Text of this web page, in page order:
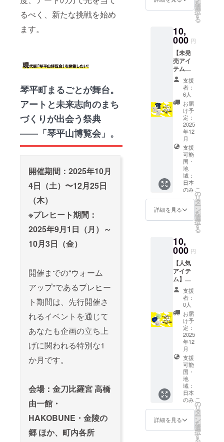
るべく、新たな挑戦を始め
ます。
琴平町まるごとが舞台。
アートと未来志向のまち
づくりが出会う祭典
――「琴平山博覧会」。
開催期間：2025年10月
4日（土）〜12月25日
（木）
※プレヒート期間：
2025年9月1日（月）～
10月3日（金）
開催までの“ウォーム
アップ”であるプレヒー
ト期間は、先行開催さ
れるイベントを通じて
あなたも企画の立ち上
げに関われる特別な1
か月です。
会場：金刀比羅宮 高橋
由一館・
HAKOBUNE・金陵の
郷 ほか、町内各所
組み合
わせて
いた場
合は額
に応じ
てサイ
ズを調
整致し
ます。
30万円
未満：
イズ大
3万円以
上10万
円未
満：文
字サイ
ズ中 3
万円未
満：文
字サイ
ズ小 ※
複数の
支援を
組み合
わせて
いただ
いた場
合は額
に応じ
てサイ
ズを調
整致し
商品の
ラベル
に表記
されま
す。商
品開封
前には
必ずお
届けの
リター
ンに貼
付され
たラベ
ルや注
意書き
をご確
認くだ
さい。
※ご支援
いただ
いた方
のお名
前を
ホーム
ページ
させて
いただ
きま
す。
（希望
者の
み） 掲
載を希
望され
る方
は、備
考欄に
掲載し
たいお
名前を
ご記入
くださ
い。
（企業
名、
ニック
ネーム
考欄に
ご記入
ものを
ケーキ
になっ
ていま
す。 内
容量：1
本 サイ
ズ：
W190m
m×D75
mm×H6
0mm ※
原材料
及び添
加物等
の食品
表示は
お届け
商品の
ラベル
に表記
されま
す。商
品開封
リター
ンに貼
付され
たラベ
ルや注
意書き
をご確
認くだ
さい。
※ご支援
いただ
いた方
のお名
前を
ホーム
ページ
に掲載
させて
いただ
きま
す。
（希望
者の
み） 掲
載を希
ロ」果
桜軒。
を鑑賞
した後
は、美
味しい
ディ
ナーを
食べな
がら
ゆっく
り過ご
すのは
いかが
です
か？
シェフ
が腕に
よりを
かけて
作った
西洋料
理をお
楽しみ
い。 ＜
内容＞
イムに
使用で
きるお
食事
3000円
分のチ
ケット
×1 ・有
効期
限：支
援完了
から6ヶ
月間 ※
ディ
ナーチ
ケット
はメー
ルでお
送りい
たしま
す。 ※
ご予約
または
を
選
択
す
る
10,
000 円
【未発
売アイ
テム】
コトリT
シャツ
＋コト
リ琴
平・高
松のコ
ワーキ
ングド
ロップ
イン利
用3回分
まだど
こにも
販売し
ていな
いコト
ツをい
ち早く
できる
チャン
ス！ ＜
セット
内容＞
・Tシャ
ツ 1枚
①紺生
地×白
②白生
地×グ
レー
③白生
地×青
の3種類
からお
選びい
ただけ
ます。
・コト
リ コ
ワーキ
ホステ
ル琴
支援
者：
6人
お届
け予
定：
2025
年12
月
支援
可能
国・
地
域：
日本
のみ
詳細を見る
こ
の
リ
タ
ー
ン
を
選
択
す
る
10,
000 円
【人気
アイテ
ム】う
どんタ
クシーT
シャツ
＋コト
リ琴
平・高
松のコ
ワーキ
ングド
ロップ
イン利
用3回分
大人気
のうど
んタク
シーT
ツ！サ
イズに
支援
者：
0人
お届
け予
定：
2025
年12
月
支援
可能
国・
地
域：
日本
のみ
詳細を見る
こ
の
リ
タ
ー
ン
を
選
択
す
る